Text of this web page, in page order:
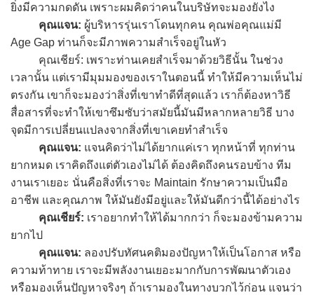
ยิ่งมีความกดดัน เพราะผมคิดว่าคนในบริษัทจะมองยังไง
คุณแจน: ผู้บริหารรุ่นเราโดนทุกคน คุณพ่อคุณแม่มี
Age Gap ท่านก็จะมีภาพความสำเร็จอยู่ในหัว
คุณเชียร์: เพราะท่านเคยสำเร็จมาด้วยวิธีนั้น ในช่วง
เวลานั้น แต่เรามีมุมมองของเราในตอนนี้ ทำให้มีความเห็นไม่
ตรงกัน เขาก็จะมองว่าสิ่งที่เขาทำดีที่สุดแล้ว เราก็ต้องหาวิธี
สื่อสารที่จะทำให้เขาซึมซับว่าสมัยนี้มันมีหลากหลายวิธี บาง
จุดมีการเปลี่ยนแปลงจากสิ่งที่เขาเคยทำสำเร็จ
คุณแจน: แจนคิดว่าไม่ได้ยากแค่เรา ทุกหน้าที่ ทุกท่าน
ยากหมด เราคิดถึงแต่ตัวเองไม่ได้ ต้องคิดถึงคนรอบข้าง ทีม
งานเราเยอะ นั่นคือสิ่งที่เราจะ Maintain รักษาความเป็นมือ
อาชีพ และคุณภาพ ให้มันยังมีอยู่และให้มันดีกว่านี้ได้อย่างไร
คุณเชียร์: เราอยากทำให้ได้มากกว่า ก็จะมองข้ามความ
ยากไป
คุณแจน: ลองปรับทัศนคติมองปัญหาให้เป็นโอกาส หรือ
ความท้าทาย เราจะมีพลังงานเยอะมากกับการพัฒนาตัวเอง
หรือมองเห็นปัญหาจริงๆ ถ้าเรามองในทางบวกไว้ก่อน แจนว่า